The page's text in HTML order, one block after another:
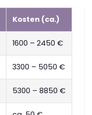
Kosten (ca.)
1600 – 2450 €
3300 – 5050 €
5300 – 8850 €